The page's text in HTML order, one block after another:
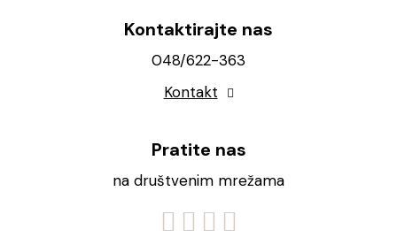
Kontaktirajte nas
048/622-363
Kontakt
Pratite nas
na društvenim mrežama